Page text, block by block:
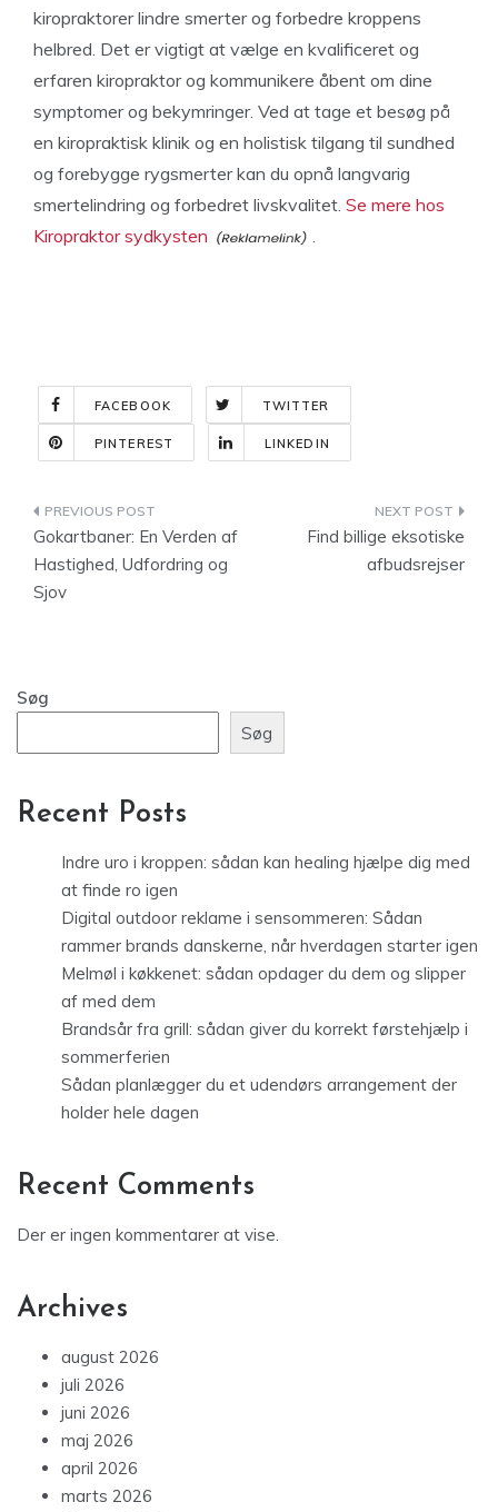
kiropraktorer lindre smerter og forbedre kroppens
helbred. Det er vigtigt at vælge en kvalificeret og
erfaren kiropraktor og kommunikere åbent om dine
symptomer og bekymringer. Ved at tage et besøg på
en kiropraktisk klinik og en holistisk tilgang til sundhed
og forebygge rygsmerter kan du opnå langvarig
smertelindring og forbedret livskvalitet. Se mere hos
Kiropraktor sydkysten
.
FACEBOOK TWITTER
PINTEREST LINKEDIN
Indlægsnavigation
Gokartbaner: En Verden af
Hastighed, Udfordring og
Sjov
Find billige eksotiske
afbudsrejser
Søg
Søg
Recent Posts
Indre uro i kroppen: sådan kan healing hjælpe dig med
at finde ro igen
Digital outdoor reklame i sensommeren: Sådan
rammer brands danskerne, når hverdagen starter igen
Melmøl i køkkenet: sådan opdager du dem og slipper
af med dem
Brandsår fra grill: sådan giver du korrekt førstehjælp i
sommerferien
Sådan planlægger du et udendørs arrangement der
holder hele dagen
Recent Comments
Der er ingen kommentarer at vise.
Archives
august 2026
juli 2026
juni 2026
maj 2026
april 2026
marts 2026